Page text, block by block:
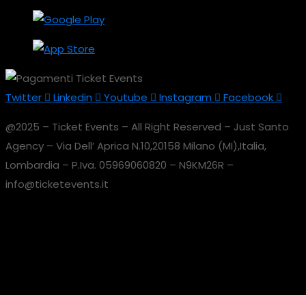
Twitter Linkedin Youtube Instagram Facebook
@2025 – Ticket Events – All Right Reserved – Just Santo
Agency – Via Dell’ Aprica N.10,20158 Milano (MI),Italia,
Lombardia – P.Iva. 05969060820 – N9KM26R –
info@ticketevents.it